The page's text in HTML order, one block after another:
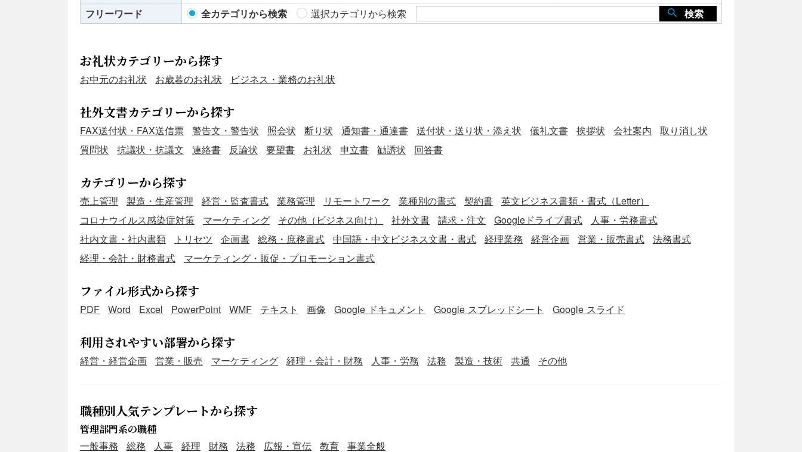
フリーワード
全カテゴリから検索 選択カテゴリから検索 検索
お礼状カテゴリーから探す
お中元のお礼状 お歳暮のお礼状 ビジネス・業務のお礼状
社外文書カテゴリーから探す
FAX送付状・FAX送信票 警告文・警告状 照会状 断り状 通知書・通達書 送付状・送り状・添え状 儀礼文書 挨拶状 会社案内
取り消し状
質問状
抗議状・抗議文 連絡書 反論状 要望書 お礼状 申立書 勧誘状 回答書
カテゴリーから探す
売上管理 製造・生産管理 経営・監査書式 業務管理 リモートワーク 業種別の書式 契約書
英文ビジネス書類・書式（Letter）
コロナウイルス感染症対策
マーケティング その他（ビジネス向け） 社外文書 請求・注文 Googleドライブ書式
人事・労務書式
社内文書・社内書類
トリセツ 企画書 総務・庶務書式 中国語・中文ビジネス文書・書式 経理業務 経営企画 営業・販売書式
法務書式
経理・会計・財務書式
マーケティング・販促・プロモーション書式
ファイル形式から探す
PDF Word Excel PowerPoint WMF テキスト 画像 Google ドキュメント Google スプレッドシート Google スライド
利用されやすい部署から探す
経営・経営企画 営業・販売 マーケティング 経理・会計・財務 人事・労務 法務 製造・技術 共通 その他
職種別人気テンプレートから探す
管理部門系の職種
一般事務
総務 人事 経理 財務 法務 広報・宣伝 教育 事業全般